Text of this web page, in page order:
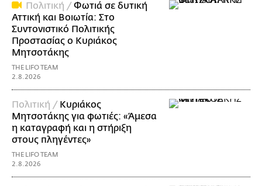
Πολιτική /Φωτιά σε δυτική
Αττική και Βοιωτία: Στο
Συντονιστικό Πολιτικής
Προστασίας ο Κυριάκος
Μητσοτάκης
THE LIFO TEAM
2.8.2026
Πολιτική / Κυριάκος
Μητσοτάκης για φωτιές: «Άμεσα
η καταγραφή και η στήριξη
στους πληγέντες»
THE LIFO TEAM
2.8.2026